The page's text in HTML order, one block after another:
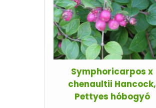
Symphoricarpos x
chenaultii Hancock,
Pettyes hóbogyó